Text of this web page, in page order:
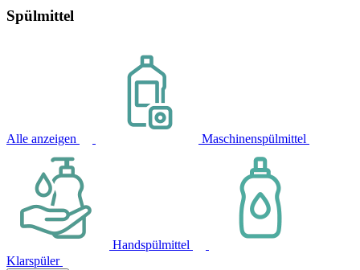
Spülmittel
Alle anzeigen Maschinenspülmittel
Handspülmittel
Klarspüler